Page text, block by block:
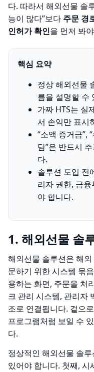
다. 따라서 해외선물 솔
능이 많다”보다 주문 경
인허가 확인을 먼저 봐
핵심 요약
정상 해외선물
름을 설명할 수
가짜 HTS는 실
서 손익만 표시
“소액 증거금”,
담”은 반드시
다.
솔루션 도입 전
리자 권한, 금
야 합니다.
1. 해외선물 솔
해외선물 솔루션은 해
문하기 위한 시스템 묶
용하는 화면, 주문을 처
크 관리 시스템, 관리자
조로 연결됩니다. 겉으
프로그램처럼 보일 수
다.
정상적인 해외선물 솔
있어야 합니다. 첫째,